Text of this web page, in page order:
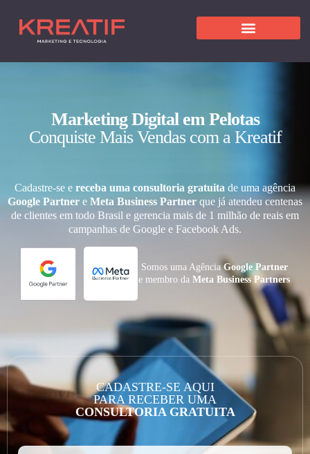
Marketing Digital em Pelotas
Conquiste Mais Vendas com a Kreatif
Cadastre-se e receba uma consultoria gratuita de uma agência
Google Partner e Meta Business Partner que já atendeu centenas
de clientes em todo Brasil e gerencia mais de 1 milhão de reais em
campanhas de Google e Facebook Ads.
Somos uma AgênciaGoogle Partner
e membro daMeta Business Partners
CADASTRE-SE AQUI
PARA RECEBER UMA
CONSULTORIA GRATUITA